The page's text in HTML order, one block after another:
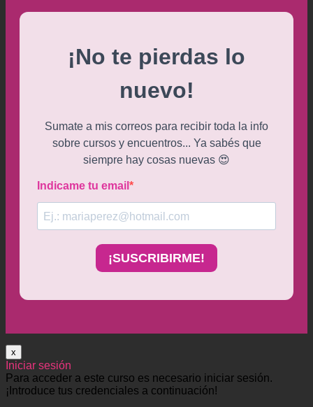
x
Iniciar sesión
Para acceder a este curso es necesario iniciar sesión.
¡Introduce tus credenciales a continuación!